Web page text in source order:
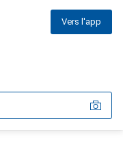
Vers l'app